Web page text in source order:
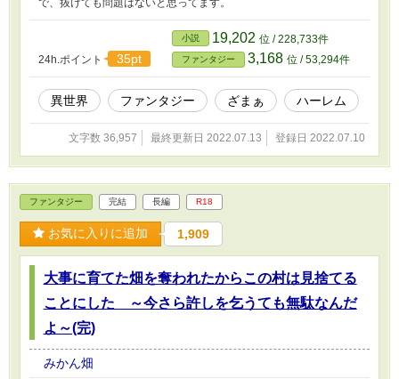
24h.ポイント 35pt
小説 19,202 位 / 228,733件
ファンタジー 3,168 位 / 53,294件
異世界 ファンタジー ざまぁ ハーレム
文字数 36,957 最終更新日 2022.07.13 登録日 2022.07.10
ファンタジー 完結 長編 R18
お気に入りに追加 1,909
大事に育てた畑を奪われたからこの村は見捨てる
ことにした ～今さら許しを乞うても無駄なんだ
よ～(完)
みかん畑